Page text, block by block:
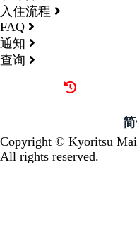
入住流程
FAQ
通知
查询
Copyright © Kyoritsu
All rights reserved.